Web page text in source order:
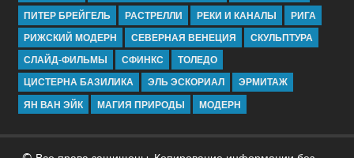
ПИТЕР БРЕЙГЕЛЬ
РАСТРЕЛЛИ РЕКИ И КАНАЛЫ
РИГА
РИЖСКИЙ МОДЕРН
СЕВЕРНАЯ ВЕНЕЦИЯ
СКУЛЬПТУРА
СЛАЙД-ФИЛЬМЫ
СФИНКС
ТОЛЕДО
ЦИСТЕРНА БАЗИЛИКА
ЭЛЬ ЭСКОРИАЛ
ЭРМИТАЖ
ЯН ВАН ЭЙК
МАГИЯ ПРИРОДЫ МОДЕРН